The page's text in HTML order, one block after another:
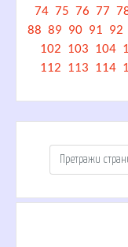
74 75 76 77
88 89 90 91 92
102 103 104
112 113 114